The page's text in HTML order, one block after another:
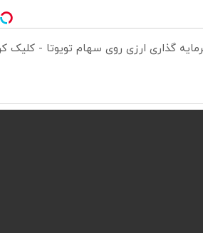
گذاری ارزی روی سهام تویوتا - کلیک